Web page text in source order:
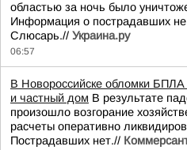
областью за ночь было
Информация о пострадавших
Слюсарь.// Украина.ру
06:57
В Новороссийске обломки
и частный дом В результате
произошло возгорание
расчеты оперативно
Пострадавших нет.//